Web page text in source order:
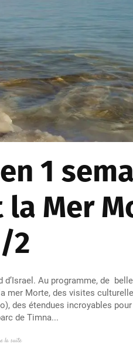
1
la Mer
2
d’Israel. Au programme, de
mer Morte, des visites
des étendues incroyables
de Timna...
la suite